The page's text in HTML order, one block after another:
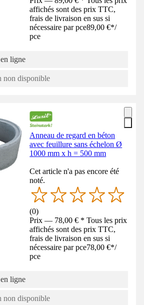
affichés sont des prix TTC,
frais de livraison en sus si
nécessaire par pce89,00 €*/
pce
ligne
non disponible
Anneau de regard en béton
avec feuillure sans échelon Ø
1000 mm x h = 500 mm
Cet article n'a pas encore été
noté.
(0)
Prix — 78,00 € * Tous les prix
affichés sont des prix TTC,
frais de livraison en sus si
nécessaire par pce78,00 €*/
pce
ligne
non disponible